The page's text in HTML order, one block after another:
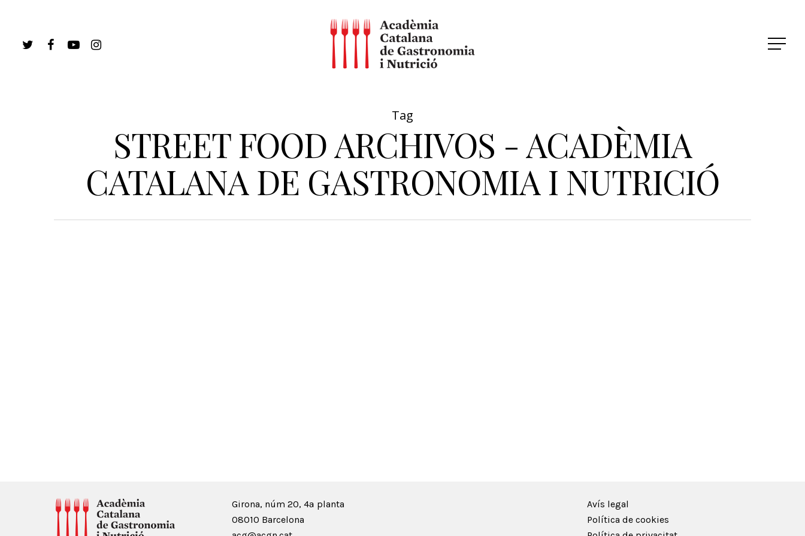
Tag
STREET FOOD ARCHIVOS - ACADÈMIA
CATALANA DE GASTRONOMIA I NUTRICIÓ
Girona, núm 20, 4ª planta
08010 Barcelona
Avís legal
Política de cookies